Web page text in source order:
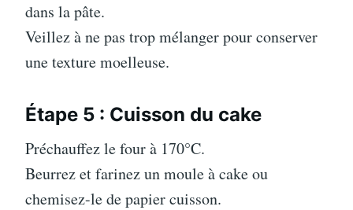
dans la pâte.
Veillez à ne pas trop mélanger pour conserver
une texture moelleuse.
Étape 5 : Cuisson du cake
Préchauffez le four à 170°C.
Beurrez et farinez un moule à cake ou
chemisez-le de papier cuisson.